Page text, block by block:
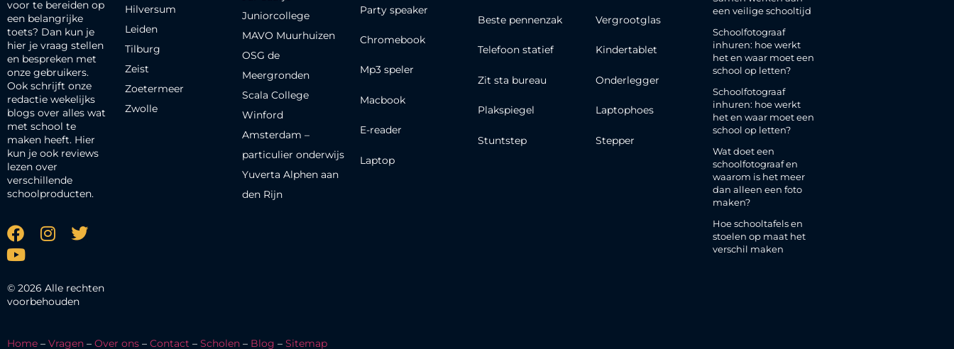
voor te bereiden op
een belangrijke
toets? Dan kun je
hier je vraag stellen
en bespreken met
onze gebruikers.
Ook schrijft onze
redactie wekelijks
blogs over alles wat
met school te
maken heeft. Hier
kun je ook reviews
lezen over
verschillende
schoolproducten.
© 2026 Alle rechten
voorbehouden
Hilversum
Leiden
Tilburg
Zeist
Zoetermeer
Zwolle
Juniorcollege
MAVO Muurhuizen
OSG de
Meergronden
Scala College
Winford
Amsterdam –
particulier onderwijs
Yuverta Alphen aan
den Rijn
Party speaker
Chromebook
Mp3 speler
Macbook
E-reader
Laptop
Beste pennenzak
Telefoon statief
Zit sta bureau
Plakspiegel
Stuntstep
Vergrootglas
Kindertablet
Onderlegger
Laptophoes
Stepper
een veilige schooltijd
Schoolfotograaf
inhuren: hoe werkt
het en waar moet een
school op letten?
Schoolfotograaf
inhuren: hoe werkt
het en waar moet een
school op letten?
Wat doet een
schoolfotograaf en
waarom is het meer
dan alleen een foto
maken?
Hoe schooltafels en
stoelen op maat het
verschil maken
Home – Vragen – Over ons – Contact – Scholen – Blog – Sitemap